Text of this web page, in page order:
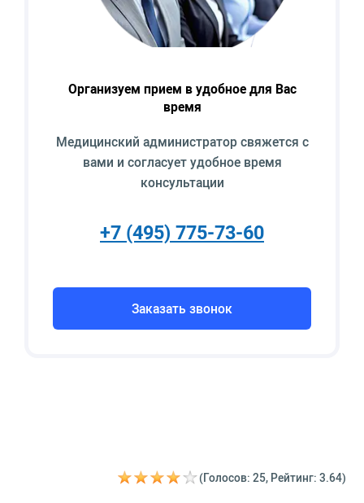
Организуем прием в удобное для Вас
время
Медицинский администратор свяжется с
вами и согласует удобное время
консультации
+7 (495) 775-73-60
Заказать звонок
(Голосов: 25, Рейтинг: 3.64)